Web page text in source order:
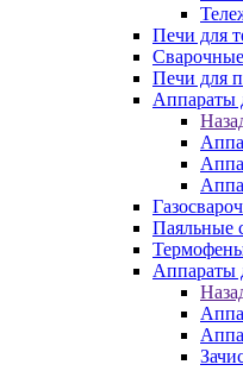
Печи для
Печи для
Аппараты
Паяльные
Аппараты